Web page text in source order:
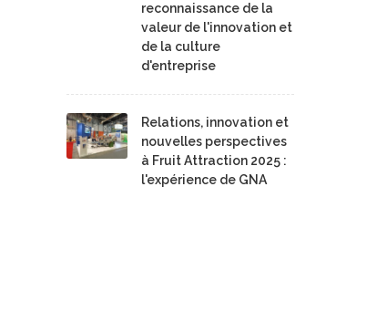
reconnaissance de la
valeur de l'innovation et
de la culture
d'entreprise
Relations, innovation et
nouvelles perspectives
à Fruit Attraction 2025 :
l'expérience de GNA